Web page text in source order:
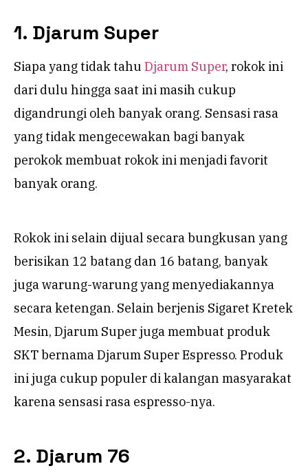
1. Djarum Super
Siapa yang tidak tahu Djarum Super, rokok ini
dari dulu hingga saat ini masih cukup
digandrungi oleh banyak orang. Sensasi rasa
yang tidak mengecewakan bagi banyak
perokok membuat rokok ini menjadi favorit
banyak orang.
Rokok ini selain dijual secara bungkusan yang
berisikan 12 batang dan 16 batang, banyak
juga warung-warung yang menyediakannya
secara ketengan. Selain berjenis Sigaret Kretek
Mesin, Djarum Super juga membuat produk
SKT bernama Djarum Super Espresso. Produk
ini juga cukup populer di kalangan masyarakat
karena sensasi rasa espresso-nya.
2. Djarum 76